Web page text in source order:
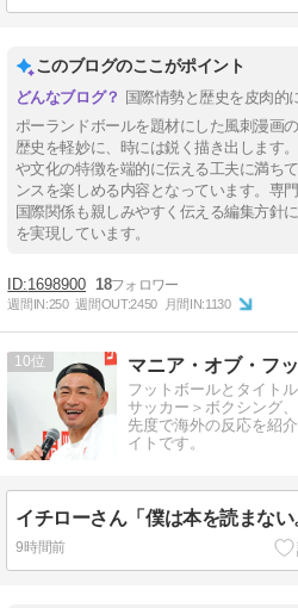
このブログのここがポイント
国際情勢と歴史を皮肉的
ポーランドボールを題材にした風刺漫画
歴史を軽妙に、時には鋭く描き出します
や文化の特徴を端的に伝える工夫に満ち
ンスを楽しめる内容となっています。専
国際関係も親しみやすく伝える編集方針
を実現しています。
1698900 18
週間IN:250 週間OUT:2450 月間IN:1130
10
フットボールとタイト
サッカー＞ボクシング
先度で海外の反応を紹
イトです。
9時間前